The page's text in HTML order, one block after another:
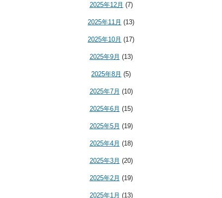
2025年12月 (7)
2025年11月 (13)
2025年10月 (17)
2025年9月 (13)
2025年8月 (5)
2025年7月 (10)
2025年6月 (15)
2025年5月 (19)
2025年4月 (18)
2025年3月 (20)
2025年2月 (19)
2025年1月 (13)